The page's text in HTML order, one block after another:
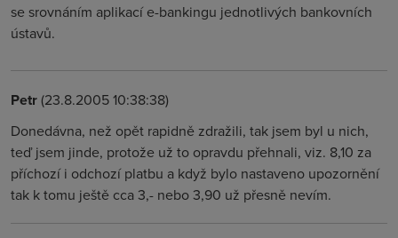
se srovnáním aplikací e-bankingu jednotlivých bankovních
ústavů.
Petr(23.8.2005 10:38:38)
Donedávna, než opět rapidně zdražili, tak jsem byl u nich,
teď jsem jinde, protože už to opravdu přehnali, viz. 8,10 za
příchozí i odchozí platbu a když bylo nastaveno upozornění
tak k tomu ještě cca 3,- nebo 3,90 už přesně nevím.